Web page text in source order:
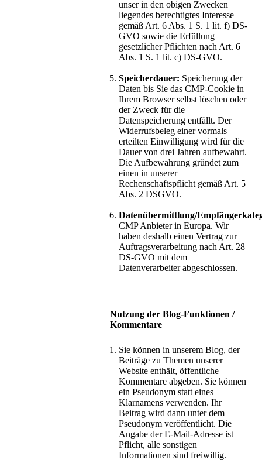
unser in den obigen Zwecken
liegendes berechtigtes Interesse
gemäß Art. 6 Abs. 1 S. 1 lit. f) DS-
GVO sowie die Erfüllung
gesetzlicher Pflichten nach Art. 6
Abs. 1 S. 1 lit. c) DS-GVO.
Speicherdauer: Speicherung der
Daten bis Sie das CMP-Cookie in
Ihrem Browser selbst löschen oder
der Zweck für die
Datenspeicherung entfällt. Der
Widerrufsbeleg einer vormals
erteilten Einwilligung wird für die
Dauer von drei Jahren aufbewahrt.
Die Aufbewahrung gründet zum
einen in unserer
Rechenschaftspflicht gemäß Art. 5
Abs. 2 DSGVO.
Datenübermittlung/
CMP Anbieter in Europa. Wir
haben deshalb einen Vertrag zur
Auftragsverarbeitung nach Art. 28
DS-GVO mit dem
Datenverarbeiter abgeschlossen.
Nutzung der Blog-Funktionen /
Kommentare
Sie können in unserem Blog, der
Beiträge zu Themen unserer
Website enthält, öffentliche
Kommentare abgeben. Sie können
ein Pseudonym statt eines
Klarnamens verwenden. Ihr
Beitrag wird dann unter dem
Pseudonym veröffentlicht. Die
Angabe der E-Mail-Adresse ist
Pflicht, alle sonstigen
Informationen sind freiwillig.